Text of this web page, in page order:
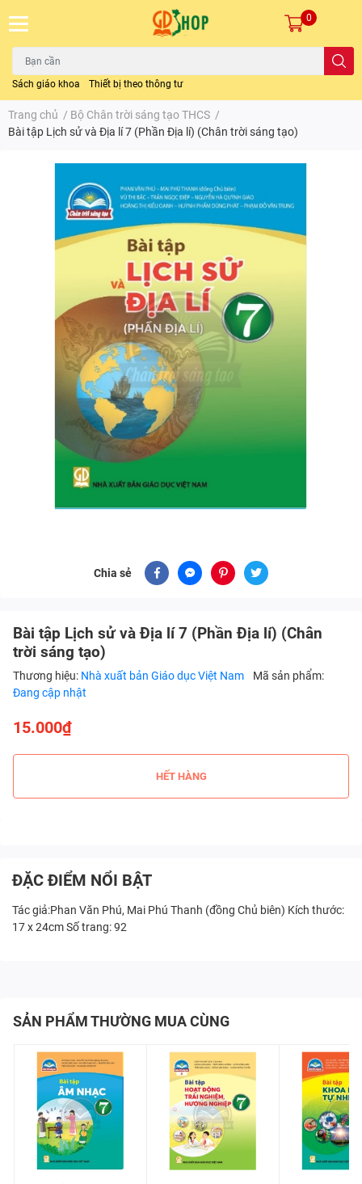
Sách giáo khoa Thiết bị theo thông tư
0
Trang chủ / Bộ Chân trời sáng tạo THCS /
Bài tập Lịch sử và Địa lí 7 (Phần Địa lí) (Chân trời sáng tạo)
Chia sẻ
Bài tập Lịch sử và Địa lí 7 (Phần Địa lí) (Chân
trời sáng tạo)
Thương hiệu: Nhà xuất bản Giáo dục Việt Nam
Mã sản phẩm:
Đang cập nhật
15.000₫
HẾT HÀNG
ĐẶC ĐIỂM NỔI BẬT
Tác giả:Phan Văn Phú, Mai Phú Thanh (đồng Chủ biên) Kích thước:
17 x 24cm Số trang: 92
SẢN PHẨM THƯỜNG MUA CÙNG